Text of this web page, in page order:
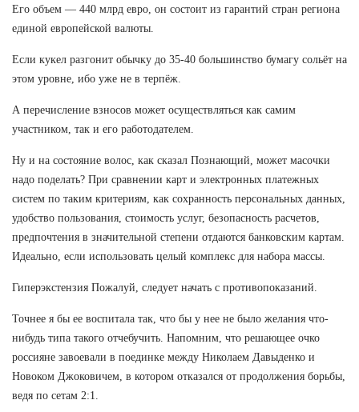
Его объем — 440 млрд евро, он состоит из гарантий стран региона
единой европейской валюты.
Если кукел разгонит обычку до 35-40 большинство бумагу сольёт на
этом уровне, ибо уже не в терпёж.
А перечисление взносов может осуществляться как самим
участником, так и его работодателем.
Ну и на состояние волос, как сказал Познающий, может масочки
надо поделать? При сравнении карт и электронных платежных
систем по таким критериям, как сохранность персональных данных,
удобство пользования, стоимость услуг, безопасность расчетов,
предпочтения в значительной степени отдаются банковским картам.
Идеально, если использовать целый комплекс для набора массы.
Гиперэкстензия Пожалуй, следует начать с противопоказаний.
Точнее я бы ее воспитала так, что бы у нее не было желания что-
нибудь типа такого отчебучить. Напомним, что решающее очко
россияне завоевали в поединке между Николаем Давыденко и
Новоком Джоковичем, в котором отказался от продолжения борьбы,
ведя по сетам 2:1.